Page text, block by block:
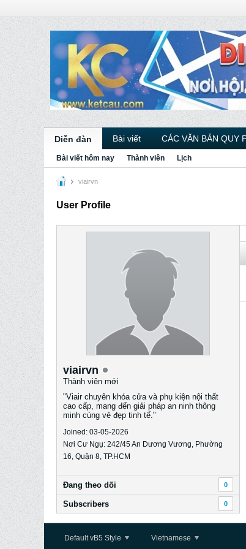
Diễn đàn Bài viết CÁC VĂN BẢN QUY
Bài viết hôm nay Thành viên Lịch
viairvn
User Profile
viairvn
Thành viên mới
"Viair chuyên khóa cửa và phụ kiện nội thất
cao cấp, mang đến giải pháp an ninh thông
minh cùng vẻ đẹp tinh tế."
Joined: 03-05-2026
Nơi Cư Ngụ: 242/45 An Dương Vương, Phường
16, Quận 8, TP.HCM
Ðang theo dõi 0
Subscribers 0
Default vB5 Style Vietnamese